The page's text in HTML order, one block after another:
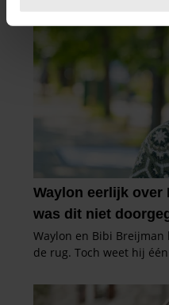
intrekken in de
We gebruiken cookies om
personaliseren, om
en om ons
informatie over uw
partners voor social
partners kunnen deze
informatie die u aan ze
verzameld op basis van
gaat akkoord met onze
gebruiken.